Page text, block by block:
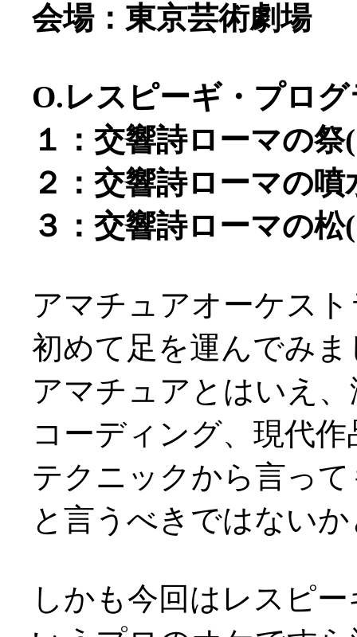
会場：東京芸術劇場
O.レスピーギ・プロ
１：交響詩ローマの祭
２：交響詩ローマの噴
３：交響詩ローマの松
アマチュアオーケス
初めて足を運んでみま
アマチュアとはいえ
コーディング、現代
テクニックから言っ
と言うべきではない
しかも今回はレスピ